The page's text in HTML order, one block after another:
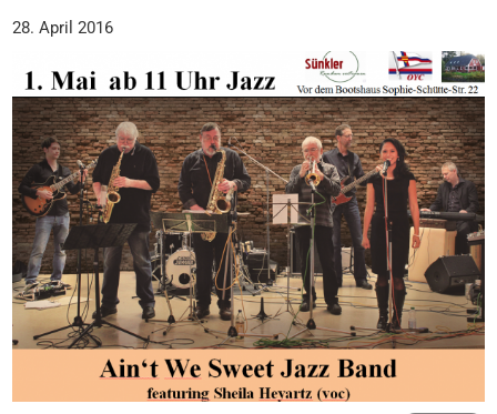
28. April 2016